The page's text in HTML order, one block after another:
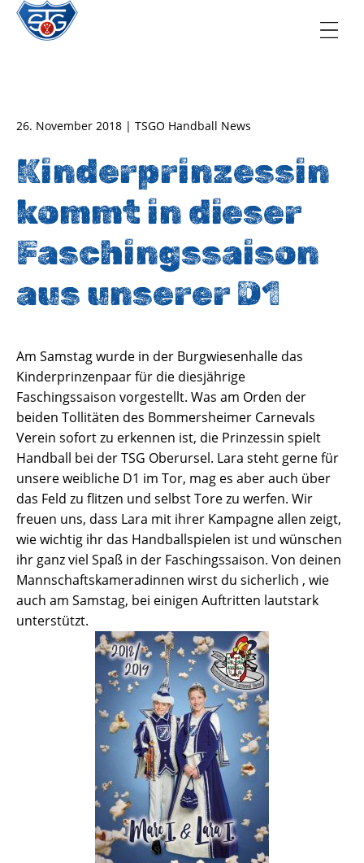
26. November 2018 | TSGO Handball News
Kinderprinzessin
kommt in dieser
Faschingssaison
aus unserer D1
Am Samstag wurde in der Burgwiesenhalle das
Kinderprinzenpaar für die diesjährige
Faschingssaison vorgestellt. Was am Orden der
beiden Tollitäten des Bommersheimer Carnevals
Verein sofort zu erkennen ist, die Prinzessin spielt
Handball bei der TSG Oberursel. Lara steht gerne für
unsere weibliche D1 im Tor, mag es aber auch über
das Feld zu flitzen und selbst Tore zu werfen. Wir
freuen uns, dass Lara mit ihrer Kampagne allen zeigt,
wie wichtig ihr das Handballspielen ist und wünschen
ihr ganz viel Spaß in der Faschingssaison. Von deinen
Mannschaftskameradinnen wirst du sicherlich , wie
auch am Samstag, bei einigen Auftritten lautstark
unterstützt.